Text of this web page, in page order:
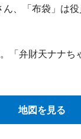
、「布袋」は
「弁財天ナナち
地図を見る